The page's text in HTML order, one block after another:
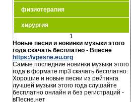
физиотерапия
хирургия
1
Новые песни и новинки музыки этого
года скачать бесплатно - Впесне
https://vpesne.eu.org
Самые последние новинки музыки этого
года в формате mp3 скачать бесплатно.
Хорошие и новые песни из рейтинга
лучшей музыки этого года слушайте
бесплатно онлайн и без регистраций -
вПесне.нет